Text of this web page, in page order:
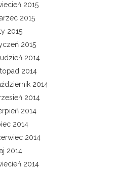
2015
2015
2015
2015
2014
2014
2014
2014
2014
2014
2014
2014
2014